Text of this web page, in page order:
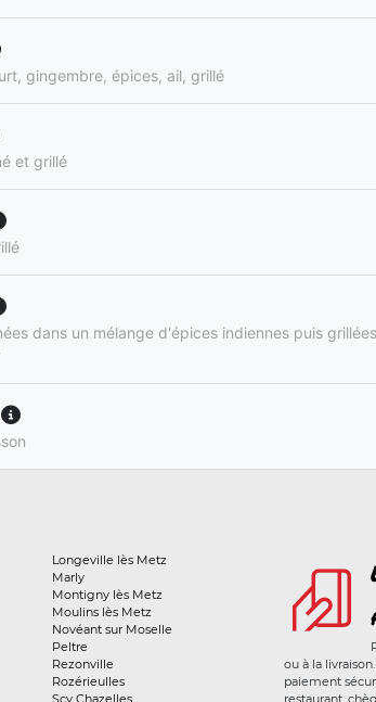
gingembre, épices, ail, grillé
et grillé
dans un mélange d'épices indiennes puis grillées
Longeville lès Metz
Marly
Montigny lès Metz
Moulins lès Metz
Novéant sur Moselle
Peltre
Rezonville
Rozérieulles
Scy Chazelles
ou à la
paiement
restaurant,